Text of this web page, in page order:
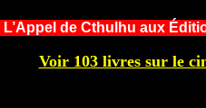
de Cthulhu aux
Voir 103 livres sur le